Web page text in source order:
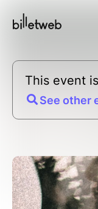
This event
See other